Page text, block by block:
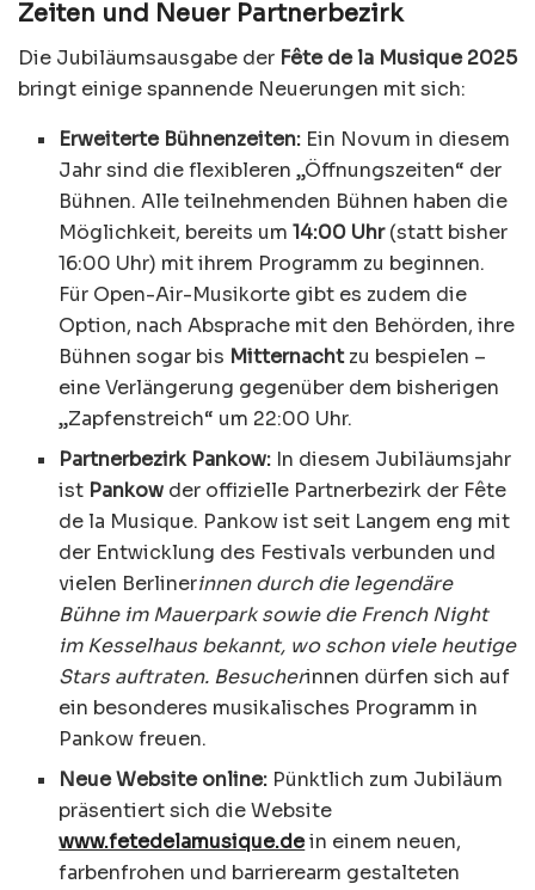
Zeiten und Neuer Partnerbezirk
Die Jubiläumsausgabe der Fête de la Musique 2025
bringt einige spannende Neuerungen mit sich:
Erweiterte Bühnenzeiten: Ein Novum in diesem
Jahr sind die flexibleren „Öffnungszeiten“ der
Bühnen. Alle teilnehmenden Bühnen haben die
Möglichkeit, bereits um14:00 Uhr(statt bisher
16:00 Uhr) mit ihrem Programm zu beginnen.
Für Open-Air-Musikorte gibt es zudem die
Option, nach Absprache mit den Behörden, ihre
Bühnen sogar bis Mitternachtzu bespielen –
eine Verlängerung gegenüber dem bisherigen
„Zapfenstreich“ um 22:00 Uhr.
Partnerbezirk Pankow: In diesem Jubiläumsjahr
ist Pankow der offizielle Partnerbezirk der Fête
de la Musique. Pankow ist seit Langem eng mit
der Entwicklung des Festivals verbunden und
vielen Berlinerinnen durch die legendäre
Bühne im Mauerpark sowie die French Night
im Kesselhaus bekannt, wo schon viele heutige
Stars auftraten. Besucherinnen dürfen sich auf
ein besonderes musikalisches Programm in
Pankow freuen.
Neue Website online: Pünktlich zum Jubiläum
präsentiert sich die Website
www.fetedelamusique.dein einem neuen,
farbenfrohen und barrierearm gestalteten